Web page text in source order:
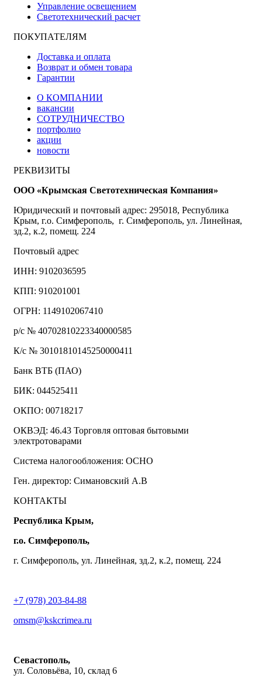
Управление освещением
Светотехнический расчет
ПОКУПАТЕЛЯМ
Доставка и оплата
Возврат и обмен товара
Гарантии
О КОМПАНИИ
вакансии
СОТРУДНИЧЕСТВО
портфолио
акции
новости
РЕКВИЗИТЫ
ООО «Крымская Светотехническая Компания»
Юридический и почтовый адрес: 295018, Республика
Крым, г.о. Симферополь, г. Симферополь, ул. Линейная,
зд.2, к.2, помещ. 224
Почтовый адрес
ИНН: 9102036595
КПП: 910201001
ОГРН: 1149102067410
р/с № 40702810223340000585
К/с № 30101810145250000411
Банк ВТБ (ПАО)
БИК: 044525411
ОКПО: 00718217
ОКВЭД: 46.43 Торговля оптовая бытовыми
электротоварами
Система налогообложения: ОСНО
Ген. директор: Симановский А.В
КОНТАКТЫ
Республика Крым,
г.о. Симферополь,
г. Симферополь, ул. Линейная, зд.2, к.2, помещ. 224
+7 (978) 203-84-88
omsm@kskcrimea.ru
Севастополь,
ул. Соловьёва, 10, склад 6